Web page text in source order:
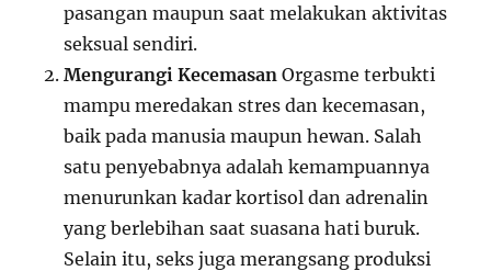
pasangan maupun saat melakukan aktivitas
seksual sendiri.
Mengurangi Kecemasan Orgasme terbukti
mampu meredakan stres dan kecemasan,
baik pada manusia maupun hewan. Salah
satu penyebabnya adalah kemampuannya
menurunkan kadar kortisol dan adrenalin
yang berlebihan saat suasana hati buruk.
Selain itu, seks juga merangsang produksi